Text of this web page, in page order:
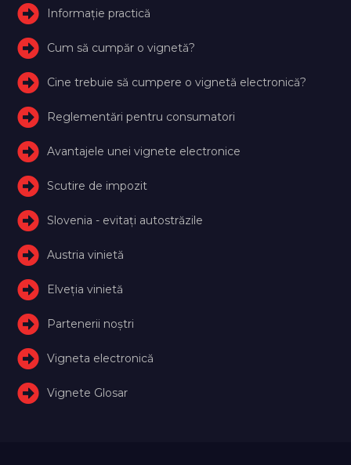
Informație practică
Cum să cumpăr o vignetă?
Cine trebuie să cumpere o vignetă electronică?
Reglementări pentru consumatori
Avantajele unei vignete electronice
Scutire de impozit
Slovenia - evitați autostrăzile
Austria vinietă
Elveţia vinietă
Partenerii noștri
Vigneta electronică
Vignete Glosar